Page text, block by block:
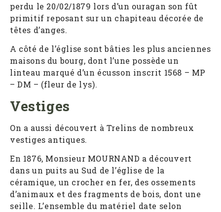
perdu le 20/02/1879 lors d’un ouragan son fût
primitif reposant sur un chapiteau décorée de
têtes d’anges.
A côté de l’église sont bâties les plus anciennes
maisons du bourg, dont l’une possède un
linteau marqué d’un écusson inscrit 1568 – MP
– DM – (fleur de lys).
Vestiges
On a aussi découvert à Trelins de nombreux
vestiges antiques.
En 1876, Monsieur MOURNAND a découvert
dans un puits au Sud de l’église de la
céramique, un crocher en fer, des ossements
d’animaux et des fragments de bois, dont une
seille. L’ensemble du matériel date selon